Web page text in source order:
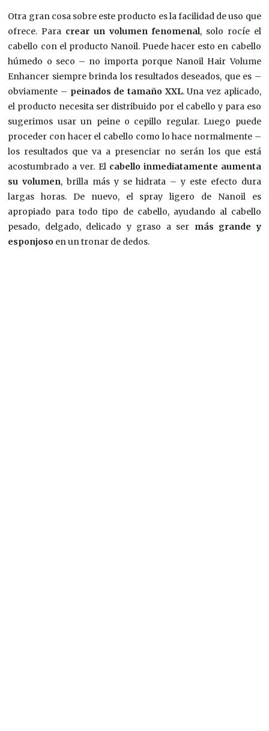
Otra gran cosa sobre este producto es la facilidad de uso que
ofrece. Para crear un volumen fenomenal, solo rocíe el
cabello con el producto Nanoil. Puede hacer esto en cabello
húmedo o seco – no importa porque Nanoil Hair Volume
Enhancer siempre brinda los resultados deseados, que es –
obviamente – peinados de tamaño XXL. Una vez aplicado,
el producto necesita ser distribuido por el cabello y para eso
sugerimos usar un peine o cepillo regular. Luego puede
proceder con hacer el cabello como lo hace normalmente –
los resultados que va a presenciar no serán los que está
acostumbrado a ver. Elcabello inmediatamente aumenta
su volumen, brilla más y se hidrata – y este efecto dura
largas horas. De nuevo, el spray ligero de Nanoil es
apropiado para todo tipo de cabello, ayudando al cabello
pesado, delgado, delicado y graso a ser más grande y
esponjoso en un tronar de dedos.